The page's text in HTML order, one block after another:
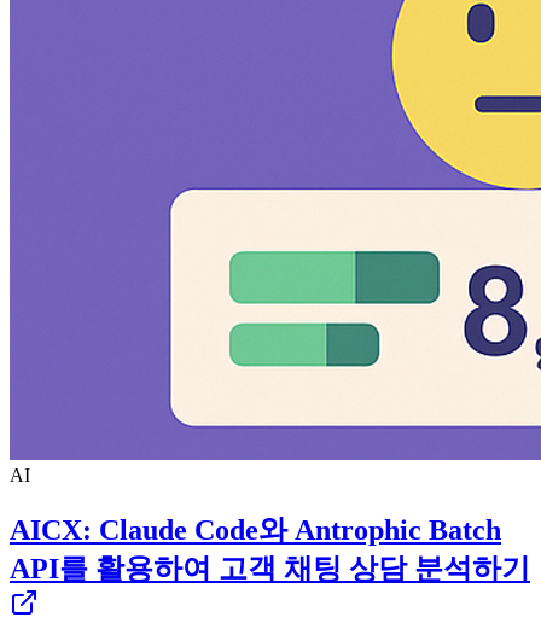
AI
AICX: Claude Code와 Antrophic Batch
API를 활용하여 고객 채팅 상담 분석하기